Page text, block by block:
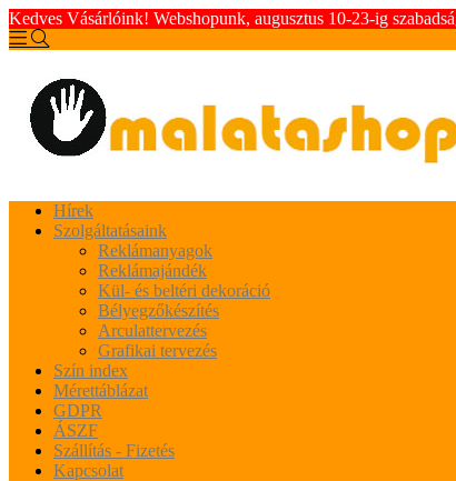
Kedves Vásárlóink! Webshopunk, augusztus 10-23-ig
Hírek
Szolgáltatásaink
Reklámanyagok
Reklámajándék
Kül- és beltéri dekoráció
Bélyegzőkészítés
Arculattervezés
Grafikai tervezés
Szín index
Mérettáblázat
GDPR
ÁSZF
Szállítás - Fizetés
Kapcsolat